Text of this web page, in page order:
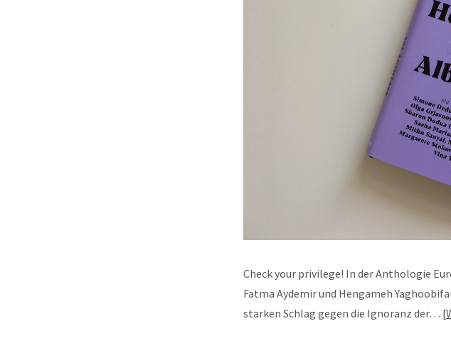
Check your privilege! In der Anthologie
Fatma Aydemir und Hengameh
starken Schlag gegen die Ignoranz der…